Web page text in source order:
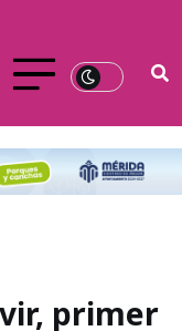
primer